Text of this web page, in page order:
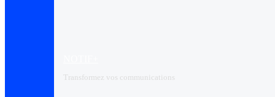
Transformez vos communications